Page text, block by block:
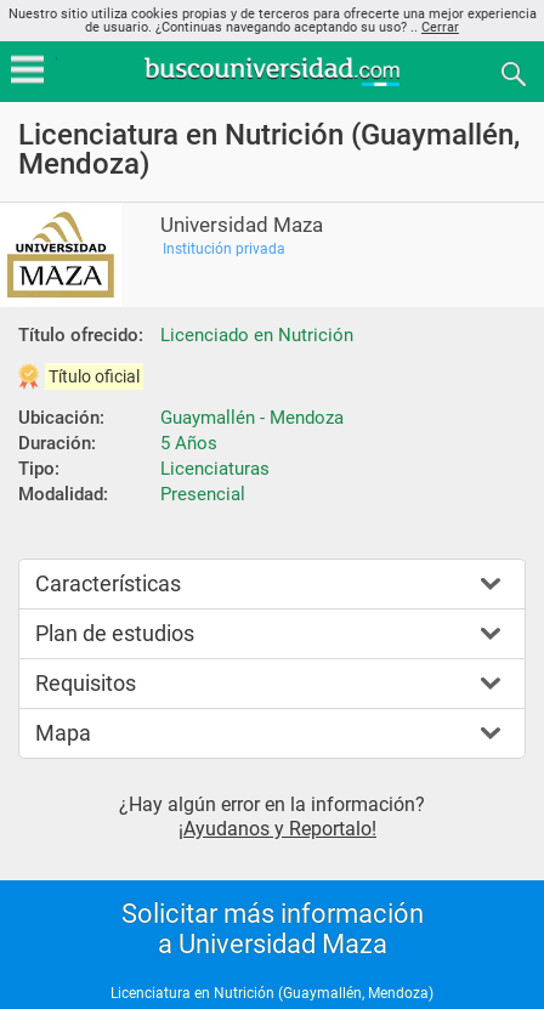
Nuestro sitio utiliza cookies propias y de terceros para ofrecerte una mejor experiencia
de usuario. ¿Continuas navegando aceptando su uso? .. Cerrar
Licenciatura en Nutrición (Guaymallén,
Mendoza)
Universidad Maza
Institución privada
Título ofrecido: Licenciado en Nutrición
Título oficial
Ubicación:
Guaymallén - Mendoza
Duración:
5 Años
Tipo:
Licenciaturas
Modalidad:
Presencial
Características
Plan de estudios
Requisitos
Mapa
¿Hay algún error en la información?
¡Ayudanos y Reportalo!
Solicitar más información
a Universidad Maza
Licenciatura en Nutrición (Guaymallén, Mendoza)